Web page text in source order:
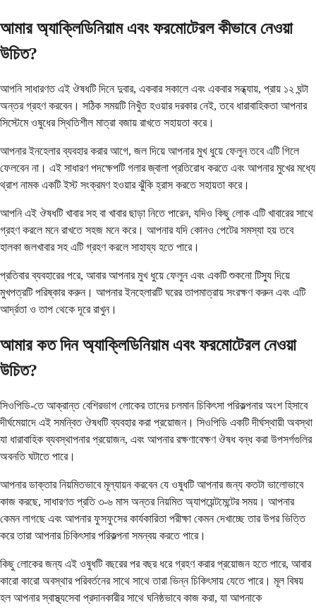
আমার অ্যাক্লিডিনিয়াম এবং ফরমোটেরল কীভাবে নেওয়া
উচিত?
আপনি সাধারণত এই ঔষধটি দিনে দুবার, একবার সকালে এবং একবার সন্ধ্যায়, প্রায় ১২ ঘন্টা
অন্তর গ্রহণ করবেন। সঠিক সময়টি নিখুঁত হওয়ার দরকার নেই, তবে ধারাবাহিকতা আপনার
সিস্টেমে ওষুধের স্থিতিশীল মাত্রা বজায় রাখতে সহায়তা করে।
আপনার ইনহেলার ব্যবহার করার আগে, জল দিয়ে আপনার মুখ ধুয়ে ফেলুন তবে এটি গিলে
ফেলবেন না। এই সাধারণ পদক্ষেপটি গলার জ্বালা প্রতিরোধ করতে এবং আপনার মুখের মধ্যে
থ্রাশ নামক একটি ইস্ট সংক্রমণ হওয়ার ঝুঁকি হ্রাস করতে সহায়তা করে।
আপনি এই ঔষধটি খাবার সহ বা খাবার ছাড়া নিতে পারেন, যদিও কিছু লোক এটি খাবারের সাথে
গ্রহণ করলে মনে রাখতে সহজ মনে করে। আপনার যদি কোনও পেটের সমস্যা হয় তবে
হালকা জলখাবার সহ এটি গ্রহণ করলে সাহায্য হতে পারে।
প্রতিবার ব্যবহারের পরে, আবার আপনার মুখ ধুয়ে ফেলুন এবং একটি শুকনো টিস্যু দিয়ে
মুখপত্রটি পরিষ্কার করুন। আপনার ইনহেলারটি ঘরের তাপমাত্রায় সংরক্ষণ করুন এবং এটি
আর্দ্রতা ও তাপ থেকে দূরে রাখুন।
আমার কত দিন অ্যাক্লিডিনিয়াম এবং ফরমোটেরল নেওয়া
উচিত?
সিওপিডি-তে আক্রান্ত বেশিরভাগ লোকের তাদের চলমান চিকিৎসা পরিকল্পনার অংশ হিসাবে
দীর্ঘমেয়াদে এই সমন্বিত ঔষধটি ব্যবহার করা প্রয়োজন। সিওপিডি একটি দীর্ঘস্থায়ী অবস্থা
যা ধারাবাহিক ব্যবস্থাপনার প্রয়োজন, এবং আপনার রক্ষণাবেক্ষণ ঔষধ বন্ধ করা উপসর্গগুলির
অবনতি ঘটাতে পারে।
আপনার ডাক্তার নিয়মিতভাবে মূল্যায়ন করবেন যে ওষুধটি আপনার জন্য কতটা ভালোভাবে
কাজ করছে, সাধারণত প্রতি ৩-৬ মাস অন্তর নিয়মিত অ্যাপয়েন্টমেন্টের সময়। আপনার
কেমন লাগছে এবং আপনার ফুসফুসের কার্যকারিতা পরীক্ষা কেমন দেখাচ্ছে তার উপর ভিত্তি
করে তারা আপনার চিকিৎসার পরিকল্পনা সমন্বয় করতে পারে।
কিছু লোকের জন্য এই ওষুধটি বছরের পর বছর ধরে গ্রহণ করার প্রয়োজন হতে পারে, আবার
কারো কারো অবস্থার পরিবর্তনের সাথে সাথে তারা ভিন্ন চিকিৎসায় যেতে পারে। মূল বিষয়
হল আপনার স্বাস্থ্যসেবা প্রদানকারীর সাথে ঘনিষ্ঠভাবে কাজ করা, যা আপনাকে